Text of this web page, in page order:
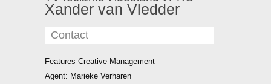
Xander van Vledder
Contact
Features Creative Management
Agent: Marieke Verharen